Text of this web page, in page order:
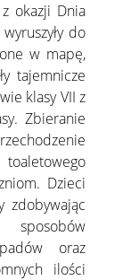
okazji Dnia
do
w mapę,
tajemnicze
klasy VII z
Zbieranie
Dzieci
zdobywając
oraz
ilości